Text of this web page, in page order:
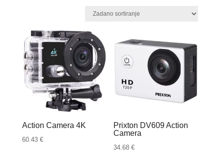
Action Camera 4K
60.43 €
Prixton DV609 Action
Camera
34.68€